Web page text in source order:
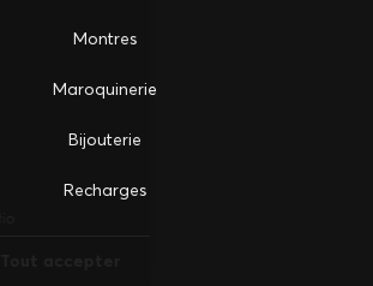
Montres
Maroquinerie
Bijouterie
Recharges